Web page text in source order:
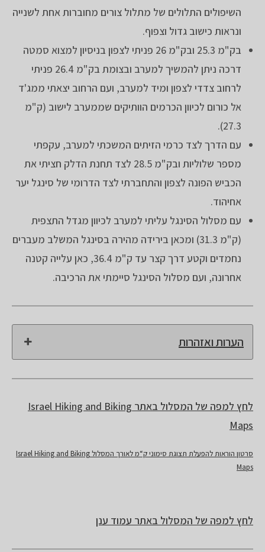
השיפולים התלולים של מתלול צורים מחוברות אחת לשנייה
ונראות כישוב גדול וצפוף.
בק"מ 25.3 ובק"מ 26 פניתי לצפון בניסיון למצוא סמטה
דרכה ניתן להמשיך למערב ובצומת בק"מ 26.4 פניתי
לרחוב צדדי לצפון ומיד למערב, ועם הרחוב יצאתי ממג'ד
אל כורום לכיוון הכרמים הוותיקים שממערב לישוב (ק"מ
27.3).
עם הדרך לצד כרמי הזיתים המשכתי למערב, עקפתי
מספר שלוליות ובק"מ 28.5 לצד תחנת הדלק חציתי את
הכביש הפונה לצפון והתחברתי לצד הדרומי של סינגל יער
אחיהוד.
עם מסלול הסינגל עליתי למערב לכיוון מגדל התצפית
(ק"מ 31.3) ומכאן בירידה מהירה בסינגל המשלב מעברים
נחמדים וקטע דרך קצר עד ק"מ 36.4, כאן עלייה קטנה
אחרונה, ועם מסלול הסינגל סיימתי את הרכיבה.
הערות ואזהרות
לחץ למפה של המסלול באתר Israel Hiking and Biking
Maps
סרטון הוראות להפעלת תצוגת סימוני ק“מ לאורך המסלול Israel Hiking and Biking
Maps
לחץ למפה של המסלול באתר עמוד ענן